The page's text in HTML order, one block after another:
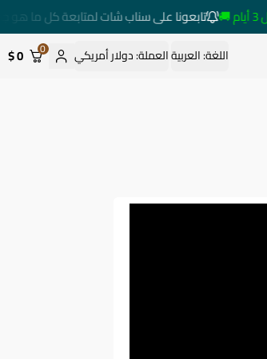
تابعونا على سناب شات لمتابعة كل ما هو
اللغة:العربيةالعملة:دولار أمريكي 0
0 $